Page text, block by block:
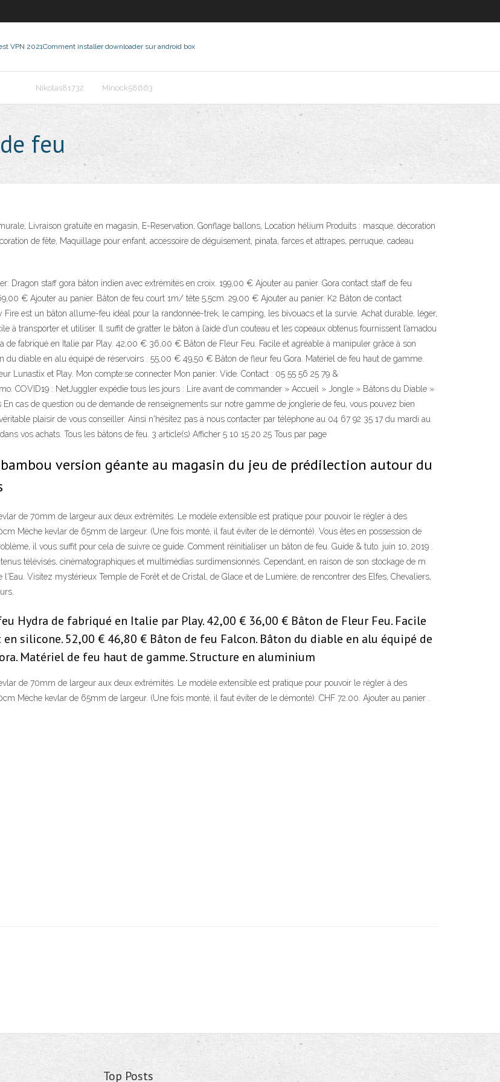
VPN 2021Comment installer downloader sur android box
Nikolas81732 Minock58663
feu
Livraison gratuite en magasin, E-Reservation, Gonflage ballons, Location hélium Produits : masque, décoration
de fête, Maquillage pour enfant, accessoire de déguisement, pinata, farces et attrapes, perruque, cadeau
Dragon staff gora bâton indien avec extrémités en croix. 199,00 € Ajouter au panier. Gora contact staff de feu
€ Ajouter au panier. Bâton de feu court 1m/ tête 5,5cm. 29,00 € Ajouter au panier. K2 Bâton de contact
est un bâton allume-feu idéal pour la randonnée-trek, le camping, les bivouacs et la survie. Achat durable, léger,
à transporter et utiliser. Il suffit de gratter le bâton à l’aide d’un couteau et les copeaux obtenus fournissent l’amadou
fabriqué en Italie par Play. 42,00 € 36,00 € Bâton de Fleur Feu. Facile et agréable à manipuler grâce à son
diable en alu équipé de réservoirs . 55,00 € 49,50 € Bâton de fleur feu Gora. Matériel de feu haut de gamme.
Lunastix et Play. Mon compte:se connecter Mon panier: Vide. Contact : 05 55 56 25 79 &
COVID19 : NetJuggler expédie tous les jours : Lire avant de commander » Accueil » Jongle » Bâtons du Diable »
cas de question ou de demande de renseignements sur notre gamme de jonglerie de feu, vous pouvez bien
plaisir de vous conseiller. Ainsi n'hésitez pas à nous contacter par téléphone au 04 67 92 35 17 du mardi au
vos achats. Tous les bâtons de feu. 3 article(s) Afficher 5 10 15 20 25 Tous par page
version géante au magasin du jeu de prédilection autour du
de 70mm de largeur aux deux extrémités. Le modèle extensible est pratique pour pouvoir le régler à des
Mèche kevlar de 65mm de largeur. (Une fois monté, il faut éviter de le démonté). Vous êtes en possession de
il vous suffit pour cela de suivre ce guide. Comment réinitialiser un bâton de feu. Guide & tuto. juin 10, 2019 .
télévisés, cinématographiques et multimédias surdimensionnés. Cependant, en raison de son stockage de m
Visitez mystérieux Temple de Forêt et de Cristal, de Glace et de Lumière, de rencontrer des Elfes, Chevaliers,
Hydra de fabriqué en Italie par Play. 42,00 € 36,00 € Bâton de Fleur Feu. Facile
silicone. 52,00 € 46,80 € Bâton de feu Falcon. Bâton du diable en alu équipé de
Matériel de feu haut de gamme. Structure en aluminium
de 70mm de largeur aux deux extrémités. Le modèle extensible est pratique pour pouvoir le régler à des
Mèche kevlar de 65mm de largeur. (Une fois monté, il faut éviter de le démonté). CHF 72.00. Ajouter au panier .
Top Posts